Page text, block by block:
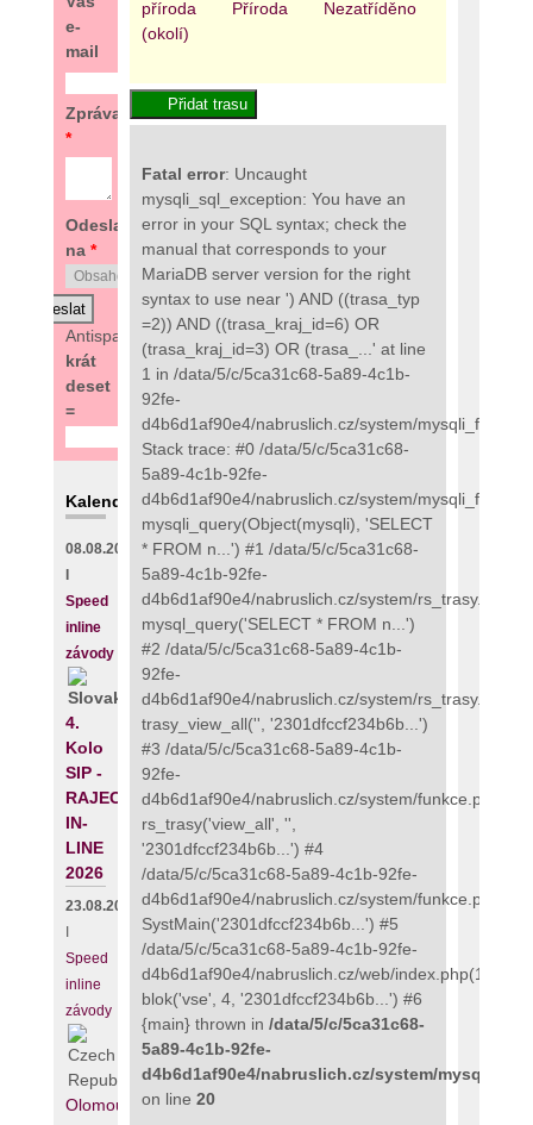
e-
mail
Zpráva
*
Odeslat
na *
Antispam:
krát
deset
=
Kalendář
08.08.2026
Speed
inline
závody
4.
Kolo
SIP -
RAJECKÝ
IN-
LINE
2026
23.08.2026
Speed
inline
závody
Olomouc
příroda
Příroda
Nezatříděno
(okolí)
Fatal error: Uncaught
mysqli_sql_exception: You have an
error in your SQL syntax; check the
manual that corresponds to your
MariaDB server version for the right
syntax to use near ') AND ((trasa_typ
=2)) AND ((trasa_kraj_id=6) OR
(trasa_kraj_id=3) OR (trasa_...' at line
1 in /data/5/c/5ca31c68-5a89-4c1b-
92fe-
d4b6d1af90e4/nabruslich.cz/system/
Stack trace: #0 /data/5/c/5ca31c68-
5a89-4c1b-92fe-
d4b6d1af90e4/nabruslich.cz/system/
mysqli_query(Object(mysqli), 'SELECT
* FROM n...') #1 /data/5/c/5ca31c68-
5a89-4c1b-92fe-
d4b6d1af90e4/nabruslich.cz/system/
mysql_query('SELECT * FROM n...')
#2 /data/5/c/5ca31c68-5a89-4c1b-
92fe-
d4b6d1af90e4/nabruslich.cz/system/
trasy_view_all('', '2301dfccf234b6b...')
#3 /data/5/c/5ca31c68-5a89-4c1b-
92fe-
d4b6d1af90e4/nabruslich.cz/system/
rs_trasy('view_all', '',
'2301dfccf234b6b...') #4
/data/5/c/5ca31c68-5a89-4c1b-92fe-
d4b6d1af90e4/nabruslich.cz/system/
SystMain('2301dfccf234b6b...') #5
/data/5/c/5ca31c68-5a89-4c1b-92fe-
d4b6d1af90e4/nabruslich.cz/web/index.php(111):
blok('vse', 4, '2301dfccf234b6b...') #6
{main} thrown in /data/5/c/5ca31c68-
5a89-4c1b-92fe-
d4b6d1af90e4/nabruslich.cz/system/
on line 20